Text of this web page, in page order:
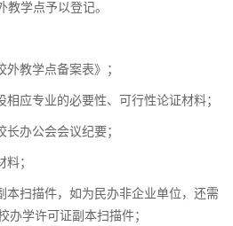
教学点予以登记。
教学点备案表》；
应专业的必要性、可行性论证材料；
办公会会议纪要；
；
本扫描件，如为民办非企业单位，还需
办学许可证副本扫描件；